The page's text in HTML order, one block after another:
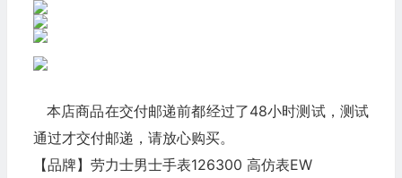
本店商品在交付邮递前都经过了48小时测试，测试
通过才交付邮递，请放心购买。
【品牌】劳力士男士手表126300 高仿表EW